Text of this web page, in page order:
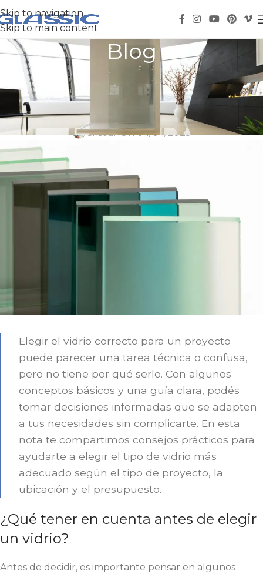
Skip to navigation
Skip to main content
Blog
Cómo elegir vidrio para tu
proyecto sin complicaciones
CristianOn 04/04/2025
Elegir el vidrio correcto para un proyecto
puede parecer una tarea técnica o confusa,
pero no tiene por qué serlo. Con algunos
conceptos básicos y una guía clara, podés
tomar decisiones informadas que se adapten
a tus necesidades sin complicarte. En esta
nota te compartimos consejos prácticos para
ayudarte a elegir el tipo de vidrio más
adecuado según el tipo de proyecto, la
ubicación y el presupuesto.
¿Qué tener en cuenta antes de elegir
un vidrio?
Antes de decidir, es importante pensar en algunos